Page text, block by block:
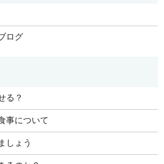
ログ
る？
事について
しょう